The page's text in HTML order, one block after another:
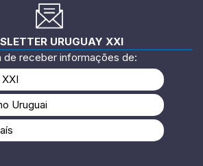
URUGUAY XXI
de receber informações de:
Uruguai